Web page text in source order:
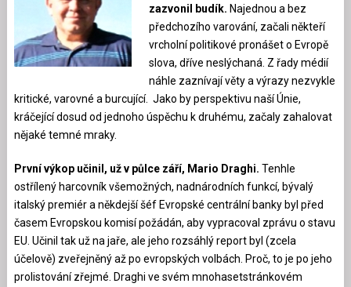
zazvonil budík. Najednou a bez
předchozího varování, začali někteří
vrcholní politikové pronášet o Evropě
slova, dříve neslýchaná. Z řady médií
náhle zaznívají věty a výrazy nezvykle
kritické, varovné a burcující. Jako by perspektivu naší Únie,
kráčející dosud od jednoho úspěchu k druhému, začaly zahalovat
nějaké temné mraky.
První výkop učinil, už v půlce září, Mario Draghi. Tenhle
ostřílený harcovník všemožných, nadnárodních funkcí, bývalý
italský premiér a někdejší šéf Evropské centrální banky byl před
časem Evropskou komisí požádán, aby vypracoval zprávu o stavu
EU. Učinil tak už na jaře, ale jeho rozsáhlý report byl (zcela
účelově) zveřejněný až po evropských volbách. Proč, to je po jeho
prolistování zřejmé. Draghi ve svém mnohasetstránkovém